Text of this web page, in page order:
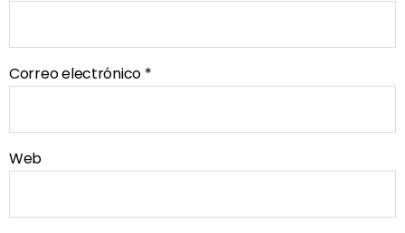
Correo electrónico *
Web